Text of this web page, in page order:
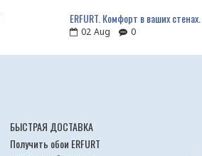
ERFURT. Комфорт в ваших стенах.
02 Aug 0
БЫСТРАЯ ДОСТАВКА
Получить обои ERFURT